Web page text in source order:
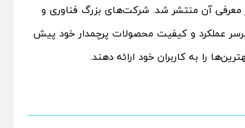
آن منتشر شد. شرکت‌های بزرگ فناوری و
عملکرد و کیفیت محصولات پرچمدار خود پیش‌
را به کاربران خود ارائه دهند.